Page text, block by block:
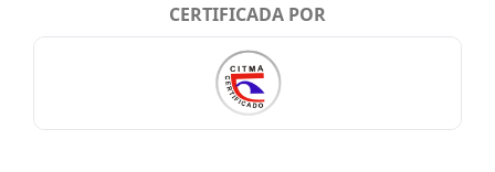
CERTIFICADA POR